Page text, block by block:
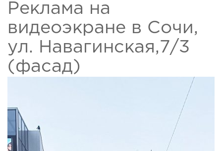
Реклама на
видеоэкране в Сочи,
ул. Навагинская,7/3
(фасад)